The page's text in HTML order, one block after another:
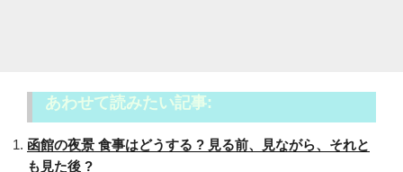
あわせて読みたい記事:
函館の夜景 食事はどうする ? 見る前、見ながら、それと
も見た後 ?